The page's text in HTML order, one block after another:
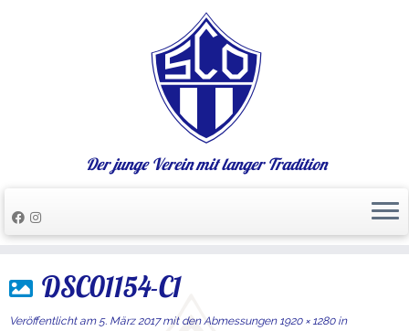
Inhalt
Der junge Verein mit langer Tradition
DSC01154-C1
Veröffentlicht am 5. März 2017mit den Abmessungen1920 × 1280in